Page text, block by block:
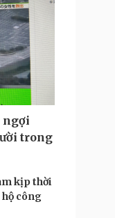
ngợi
trong
kịp thời
công